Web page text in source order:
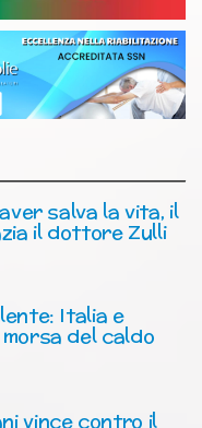
salva la vita, il
il dottore Zulli
Italia e
del caldo
vince contro il